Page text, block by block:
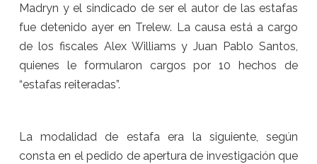
Madryn y el sindicado de ser el autor de las estafas
fue detenido ayer en Trelew. La causa está a cargo
de los fiscales Alex Williams y Juan Pablo Santos,
quienes le formularon cargos por 10 hechos de
“estafas reiteradas”.
La modalidad de estafa era la siguiente, según
consta en el pedido de apertura de investigación que